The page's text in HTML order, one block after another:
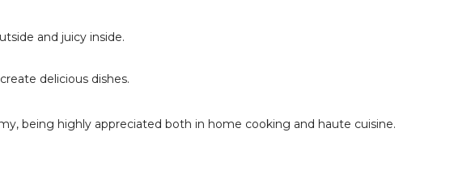
and juicy inside.
delicious dishes.
being highly appreciated both in home cooking and haute cuisine.